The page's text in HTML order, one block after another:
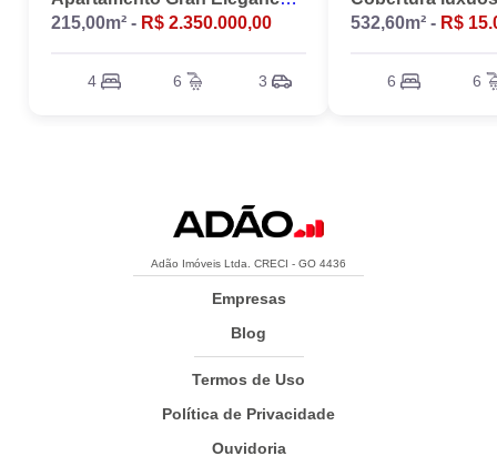
215,00m² - R$ 2.350.000,00
4 6 3
532,60m² - R$
6 6
Adão Imóveis Ltda. CRECI - GO 4436
Empresas
Blog
Termos de Uso
Política de Privacidade
Ouvidoria